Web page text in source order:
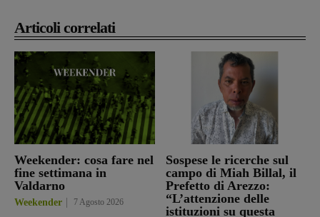
Articoli correlati
Weekender: cosa fare nel
fine settimana in
Valdarno
Weekender 7 Agosto 2026
Sospese le ricerche sul
campo di Miah Billal, il
Prefetto di Arezzo:
“L’attenzione delle
istituzioni su questa